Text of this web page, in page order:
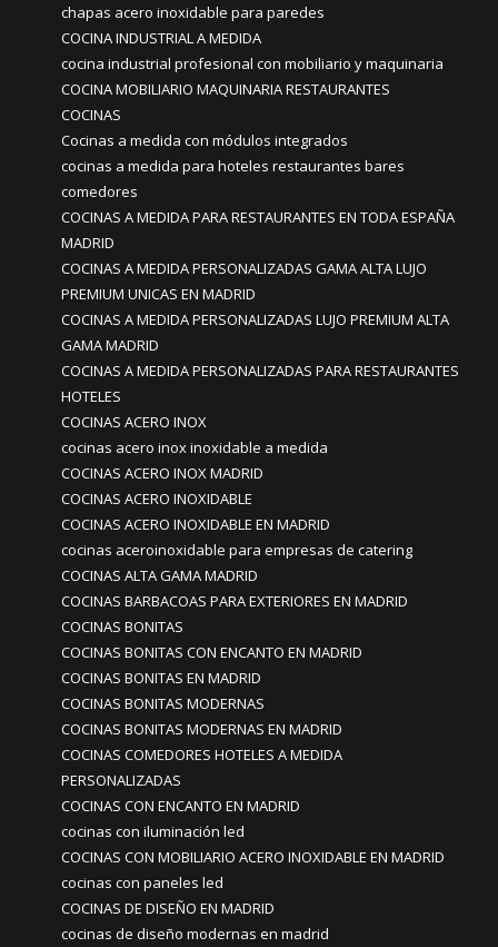
chapas acero inoxidable para paredes
COCINA INDUSTRIAL A MEDIDA
cocina industrial profesional con mobiliario y maquinaria
COCINA MOBILIARIO MAQUINARIA RESTAURANTES
COCINAS
Cocinas a medida con módulos integrados
cocinas a medida para hoteles restaurantes bares
comedores
COCINAS A MEDIDA PARA RESTAURANTES EN TODA ESPAÑA
MADRID
COCINAS A MEDIDA PERSONALIZADAS GAMA ALTA LUJO
PREMIUM UNICAS EN MADRID
COCINAS A MEDIDA PERSONALIZADAS LUJO PREMIUM ALTA
GAMA MADRID
COCINAS A MEDIDA PERSONALIZADAS PARA RESTAURANTES
HOTELES
COCINAS ACERO INOX
cocinas acero inox inoxidable a medida
COCINAS ACERO INOX MADRID
COCINAS ACERO INOXIDABLE
COCINAS ACERO INOXIDABLE EN MADRID
cocinas aceroinoxidable para empresas de catering
COCINAS ALTA GAMA MADRID
COCINAS BARBACOAS PARA EXTERIORES EN MADRID
COCINAS BONITAS
COCINAS BONITAS CON ENCANTO EN MADRID
COCINAS BONITAS EN MADRID
COCINAS BONITAS MODERNAS
COCINAS BONITAS MODERNAS EN MADRID
COCINAS COMEDORES HOTELES A MEDIDA
PERSONALIZADAS
COCINAS CON ENCANTO EN MADRID
cocinas con iluminación led
COCINAS CON MOBILIARIO ACERO INOXIDABLE EN MADRID
cocinas con paneles led
COCINAS DE DISEÑO EN MADRID
cocinas de diseño modernas en madrid